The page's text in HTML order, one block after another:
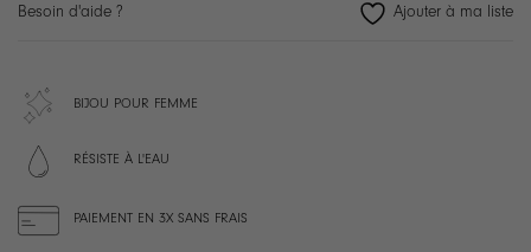
Besoin d'aide ?
BIJOU POUR FEMME
RÉSISTE À L'EAU
PAIEMENT EN 3X SANS FRAIS